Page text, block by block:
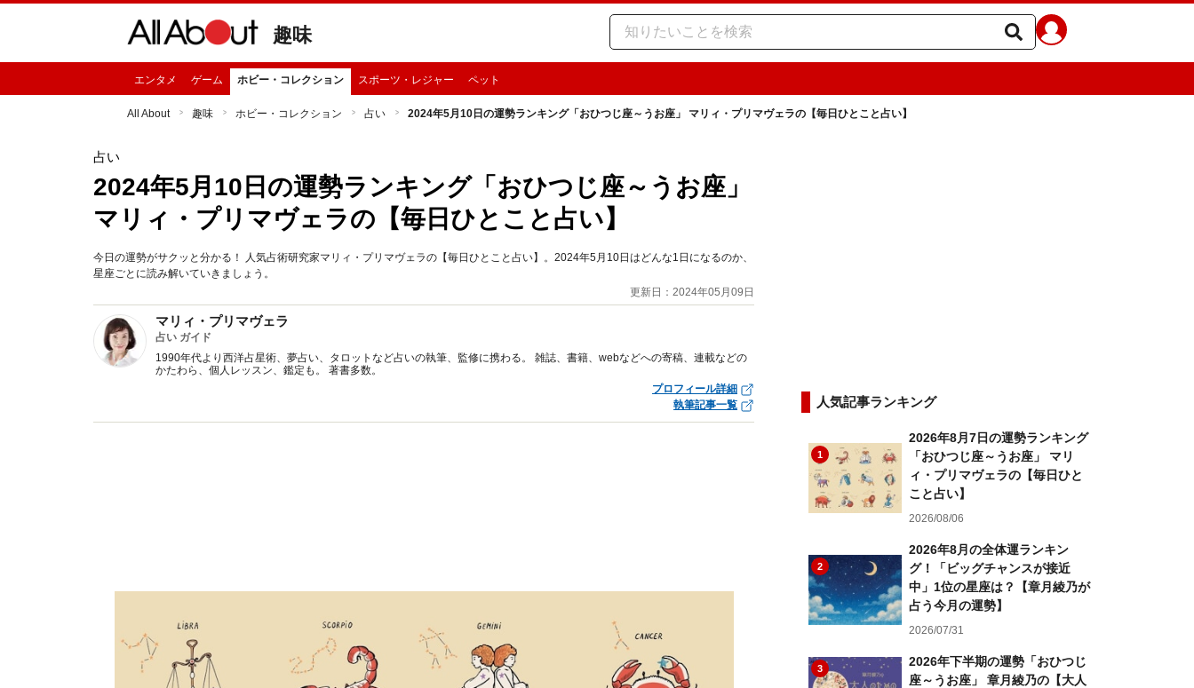
趣味
エンタメ ゲーム ホビー・コレクション スポーツ・レジャー ペット
All About 趣味 ホビー・コレクション 占い 2024年5月10日の運勢ランキング「おひつじ座～うお座」 マリィ・プリマヴェラの【毎日ひとこと占い】
占い
2024年5月10日の運勢ランキング「おひつじ座～うお座」
マリィ・プリマヴェラの【毎日ひとこと占い】
今日の運勢がサクッと分かる！ 人気占術研究家マリィ・プリマヴェラの【毎日ひとこと占い】。2024年5月10日はどんな1日になるのか、
星座ごとに読み解いていきましょう。
更新日：2024年05月09日
マリィ・プリマヴェラ
占い ガイド
1990年代より西洋占星術、夢占い、タロットなど占いの執筆、監修に携わる。 雑誌、書籍、webなどへの寄稿、連載などの
かたわら、個人レッスン、鑑定も。 著書多数。
プロフィール詳細
執筆記事一覧
人気記事ランキング
1
2026年8月7日の運勢ランキング
「おひつじ座～うお座」 マリ
ィ・プリマヴェラの【毎日ひと
こと占い】
2026/08/06
2
2026年8月の全体運ランキン
グ！「ビッグチャンスが接近
中」1位の星座は？【章月綾乃が
占う今月の運勢】
2026/07/31
3
2026年下半期の運勢「おひつじ
座～うお座」 章月綾乃の【大人